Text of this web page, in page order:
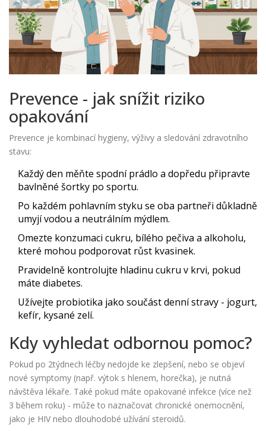
Prevence - jak snížit riziko
opakování
Prevence je kombinací hygieny, výživy a sledování zdravotního
stavu:
Každý den měňte spodní prádlo a dopředu připravte
bavlněné šortky po sportu.
Po každém pohlavním styku se oba partneři důkladně
umyjí vodou a neutrálním mýdlem.
Omezte konzumaci cukru, bílého pečiva a alkoholu,
které mohou podporovat růst kvasinek.
Pravidelně kontrolujte hladinu cukru v krvi, pokud
máte diabetes.
Užívejte probiotika jako součást denní stravy - jogurt,
kefír, kysané zelí.
Kdy vyhledat odbornou pomoc?
Pokud po 2týdnech léčby nedojde ke zlepšení, nebo se objeví
nové symptomy (např. výtok s hlenem, horečka), je nutná
návštěva lékaře. Také pokud máte opakované infekce (více než
3 během roku) - může to naznačovat chronické onemocnění,
jako je HIV nebo dlouhodobé užívání steroidů.